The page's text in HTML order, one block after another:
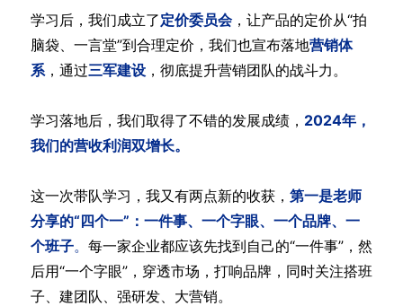
学习后，我们成立了定价委员会，让产品的定价从“拍
脑袋、一言堂”到合理定价，我们也宣布落地营销体
系，通过三军建设，彻底提升营销团队的战斗力。
学习落地后，我们取得了不错的发展成绩， 2024年，
我们的营收利润双增长。
这一次带队学习，我又有两点新的收获， 第一是老师
分享的“四个一”：一件事、一个字眼、一个品牌、一
个班子。 每一家企业都应该先找到自己的“一件事”，然
后用“一个字眼”，穿透市场，打响品牌，同时关注搭班
子、建团队、强研发、大营销。